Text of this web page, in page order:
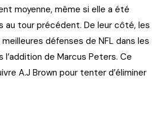
moyenne, même si elle a été
au tour précédent. De leur côté, les
défenses de NFL dans les
de Marcus Peters. Ce
A.J Brown pour tenter d’éliminer